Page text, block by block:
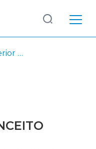
ISG - Instituto Superior de Gestão